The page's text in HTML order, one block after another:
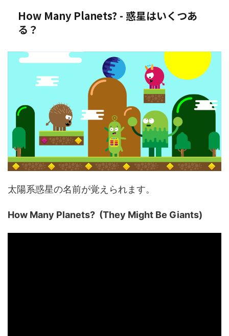
How Many Planets? - 惑星はいくつあ
る？
太陽系惑星の名前が覚えられます。
How Many Planets? (They Might Be Giants)